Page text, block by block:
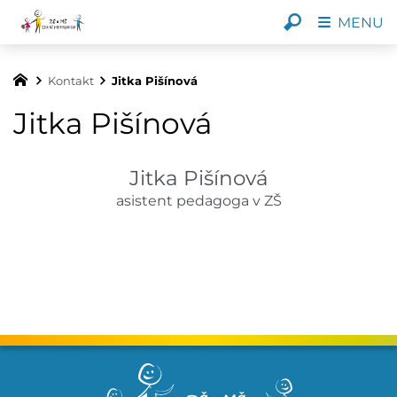
Kontakt Jitka Pišínová
Jitka Pišínová
Jitka Pišínová
asistent pedagoga v ZŠ
MENU